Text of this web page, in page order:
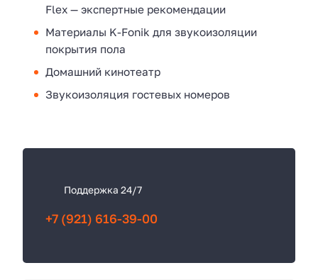
Flex — экспертные рекомендации
Материалы K-Fonik для звукоизоляции
покрытия пола
Домашний кинотеатр
Звукоизоляция гостевых номеров
К
з
Поддержка 24/7
+7 (921) 616-39-00